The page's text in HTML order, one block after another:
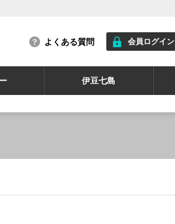
よくある質問 会員ログイン
伊豆七島